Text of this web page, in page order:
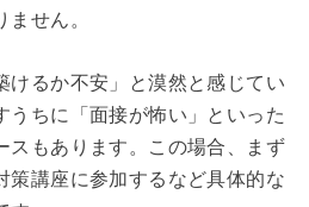
せん。
けるか不安」と漠然と感じてい
うちに「面接が怖い」といった
スもあります。この場合、まず
策講座に参加するなど具体的な